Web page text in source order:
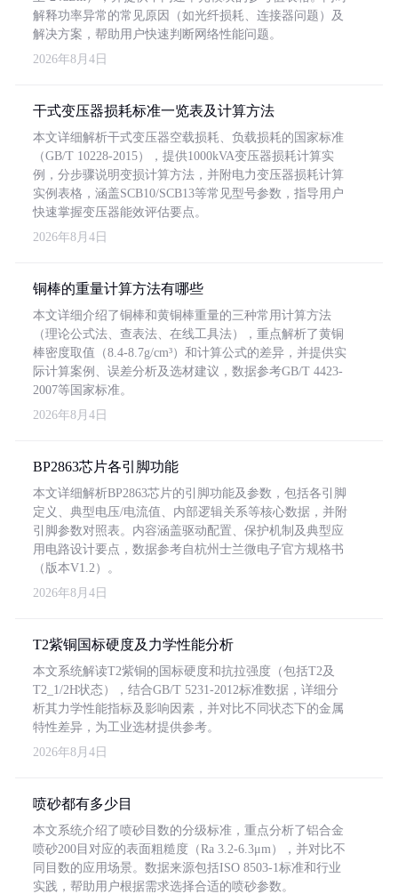
解释功率异常的常见原因（如光纤损耗、连接器问题）及
解决方案，帮助用户快速判断网络性能问题。
2026年8月4日
干式变压器损耗标准一览表及计算方法
本文详细解析干式变压器空载损耗、负载损耗的国家标准
（GB/T 10228-2015），提供1000kVA变压器损耗计算实
例，分步骤说明变损计算方法，并附电力变压器损耗计算
实例表格，涵盖SCB10/SCB13等常见型号参数，指导用户
快速掌握变压器能效评估要点。
2026年8月4日
铜棒的重量计算方法有哪些
本文详细介绍了铜棒和黄铜棒重量的三种常用计算方法
（理论公式法、查表法、在线工具法），重点解析了黄铜
棒密度取值（8.4-8.7g/cm³）和计算公式的差异，并提供实
际计算案例、误差分析及选材建议，数据参考GB/T 4423-
2007等国家标准。
2026年8月4日
BP2863芯片各引脚功能
本文详细解析BP2863芯片的引脚功能及参数，包括各引脚
定义、典型电压/电流值、内部逻辑关系等核心数据，并附
引脚参数对照表。内容涵盖驱动配置、保护机制及典型应
用电路设计要点，数据参考自杭州士兰微电子官方规格书
（版本V1.2）。
2026年8月4日
T2紫铜国标硬度及力学性能分析
本文系统解读T2紫铜的国标硬度和抗拉强度（包括T2及
T2_1/2H状态），结合GB/T 5231-2012标准数据，详细分
析其力学性能指标及影响因素，并对比不同状态下的金属
特性差异，为工业选材提供参考。
2026年8月4日
喷砂都有多少目
本文系统介绍了喷砂目数的分级标准，重点分析了铝合金
喷砂200目对应的表面粗糙度（Ra 3.2-6.3μm），并对比不
同目数的应用场景。数据来源包括ISO 8503-1标准和行业
实践，帮助用户根据需求选择合适的喷砂参数。